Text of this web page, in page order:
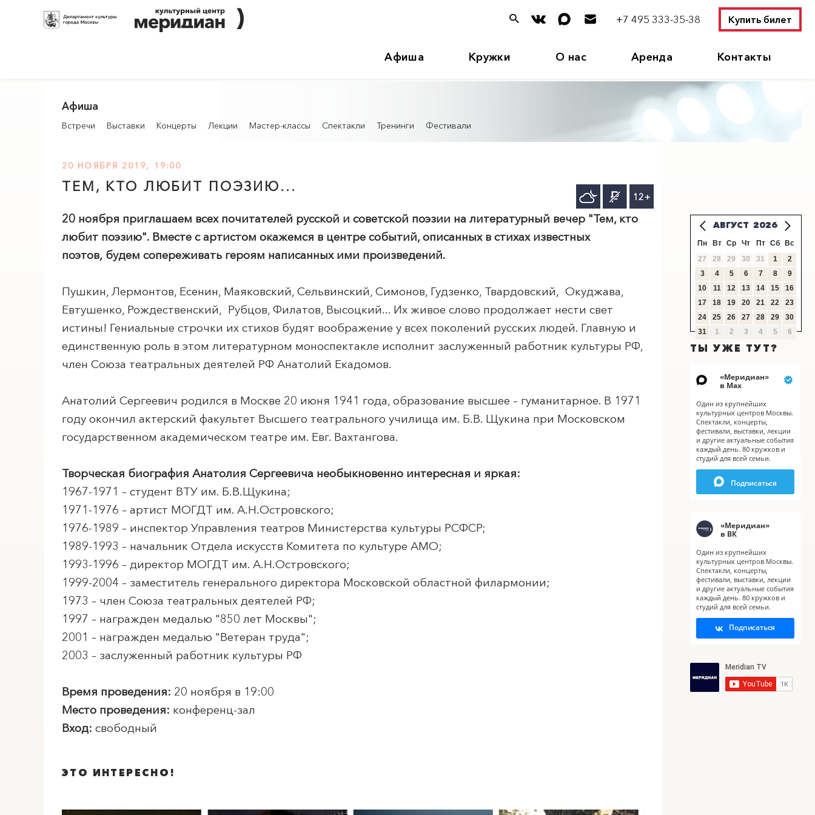
+7 495 333-35-38 Купить билет
Афиша Кружки О нас Аренда Контакты
ПОИСК ПО МЕРОПРИЯТИЯМ X
Афиша
Встречи Выставки Концерты Лекции Мастер-классы Спектакли Тренинги Фестивали
20 НОЯБРЯ 2019, 19:00
ТЕМ, КТО ЛЮБИТ ПОЭЗИЮ...
20 ноября приглашаем всех почитателей русской и советской поэзии на литературный вечер "Тем, кто
любит поэзию". Вместе с артистом окажемся в центре событий, описанных в стихах известных
поэтов, будем сопереживать героям написанных ими произведений.
Пушкин, Лермонтов, Есенин, Маяковский, Сельвинский, Симонов, Гудзенко, Твардовский, Окуджава,
Евтушенко, Рождественский, Рубцов, Филатов, Высоцкий... Их живое слово продолжает нести свет
истины! Гениальные строчки их стихов будят воображение у всех поколений русских людей. Главную и
единственную роль в этом литературном моноспектакле исполнит заслуженный работник культуры РФ,
член Союза театральных деятелей РФ Анатолий Екадомов.
Анатолий Сергеевич родился в Москве 20 июня 1941 года, образование высшее – гуманитарное. В 1971
году окончил актерский факультет Высшего театрального училища им. Б.В. Щукина при Московском
государственном академическом театре им. Евг. Вахтангова.
Творческая биография Анатолия Сергеевича необыкновенно интересная и яркая:
1967-1971 – студент ВТУ им. Б.В.Щукина;
1971-1976 – артист МОГДТ им. А.Н.Островского;
1976-1989 – инспектор Управления театров Министерства культуры РСФСР;
1989-1993 – начальник Отдела искусств Комитета по культуре АМО;
1993-1996 – директор МОГДТ им. А.Н.Островского;
1999-2004 – заместитель генерального директора Московской областной филармонии;
1973 – член Союза театральных деятелей РФ;
1997 – награжден медалью "850 лет Москвы";
2001 – награжден медалью "Ветеран труда";
2003 – заслуженный работник культуры РФ
Время проведения: 20 ноября в 19:00
Место проведения: конференц-зал
Вход: свободный
12+
ЭТО ИНТЕРЕСНО!
АВГУСТ 2026
Пн Вт Ср Чт Пт Сб
Вс
27
28 29 30 31 1
2
3
4 5 6 7 8
9
10
11 12 13 14 15
16
17
18 19 20 21 22
23
24
25 26 27 28 29
30
31
1 2 3 4 5 6
ТЫ УЖЕ ТУТ?
«Меридиан»
в Мах
Один из крупнейших
культурных центров Москвы.
Спектакли, концерты,
фестивали, выставки, лекции
и другие актуальные события
каждый день. 80 кружков и
студий для всей семьи.
Подписаться
«Меридиан»
в ВК
Один из крупнейших
культурных центров Москвы.
Спектакли, концерты,
фестивали, выставки, лекции
и другие актуальные события
каждый день. 80 кружков и
студий для всей семьи.
Подписаться